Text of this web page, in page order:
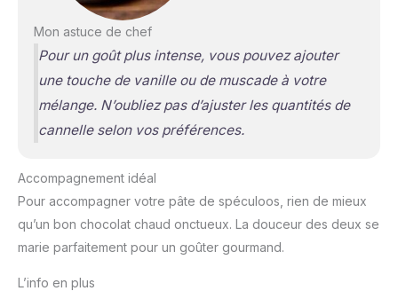
Mon astuce de chef
Pour un goût plus intense, vous pouvez ajouter
une touche de vanille ou de muscade à votre
mélange. N’oubliez pas d’ajuster les quantités de
cannelle selon vos préférences.
Accompagnement idéal
Pour accompagner votre pâte de spéculoos, rien de mieux
qu’un bon chocolat chaud onctueux. La douceur des deux se
marie parfaitement pour un goûter gourmand.
L’info en plus